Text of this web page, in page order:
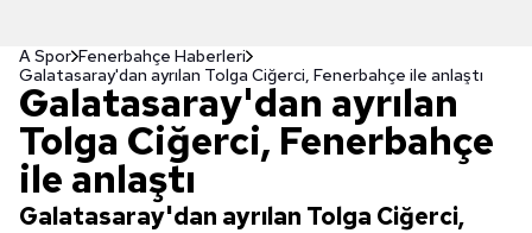
A Spor Fenerbahçe Haberleri
Galatasaray'dan ayrılan Tolga Ciğerci, Fenerbahçe ile anlaştı
Galatasaray'dan ayrılan
Tolga Ciğerci, Fenerbahçe
ile anlaştı
Galatasaray'dan ayrılan Tolga Ciğerci,